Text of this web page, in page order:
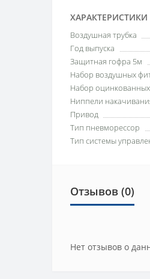
ХАРАКТЕРИСТИКИ
Воздушная трубка
Год выпуска
Защитная гофра 5м
Набор воздушных
Набор
Ниппели
Привод
Тип пневморессор
Тип системы
Отзывов (0)
Нет отзывов о